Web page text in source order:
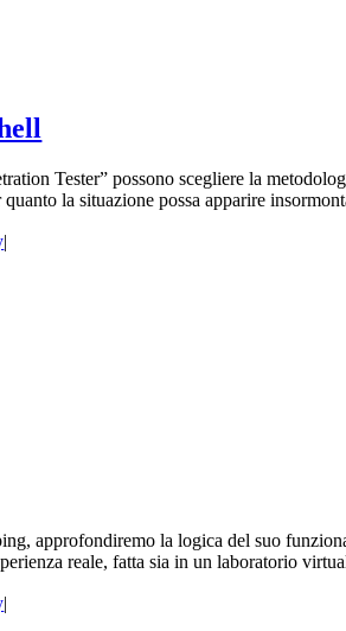
Tester” possono scegliere la
la situazione possa apparire
|
approfondiremo la logica del suo
reale, fatta sia in un laboratorio
|